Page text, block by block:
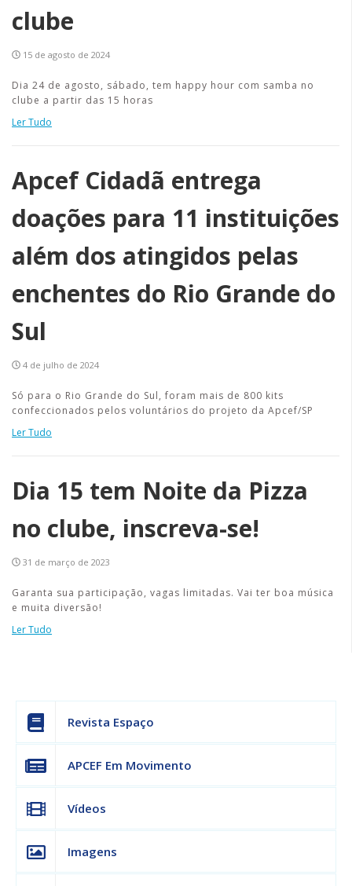
clube
15 de agosto de 2024
Dia 24 de agosto, sábado, tem happy hour com samba no
clube a partir das 15 horas
Ler Tudo
Apcef Cidadã entrega
doações para 11 instituições
além dos atingidos pelas
enchentes do Rio Grande do
Sul
4 de julho de 2024
Só para o Rio Grande do Sul, foram mais de 800 kits
confeccionados pelos voluntários do projeto da Apcef/SP
Ler Tudo
Dia 15 tem Noite da Pizza
no clube, inscreva-se!
31 de março de 2023
Garanta sua participação, vagas limitadas. Vai ter boa música
e muita diversão!
Ler Tudo
Revista Espaço
APCEF Em Movimento
Vídeos
Imagens